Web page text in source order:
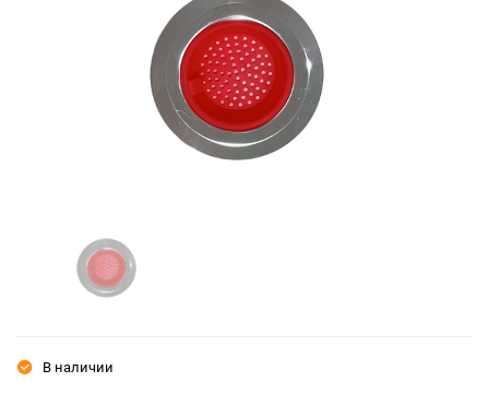
В наличии